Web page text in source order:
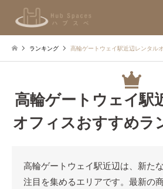
ランキング 高輪ゲートウェイ駅近辺レンタル
高輪ゲートウェイ駅
オフィスおすすめラ
高輪ゲートウェイ駅近辺は、新た
注目を集めるエリアです。最新の